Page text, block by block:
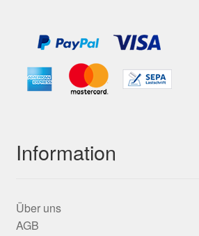
Information
Über uns
AGB